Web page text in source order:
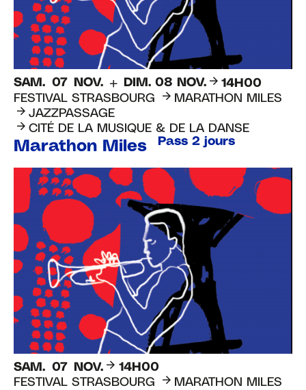
SAM. 07 NOV. DIM. 08 NOV.
14H00
FESTIVAL STRASBOURG
MARATHON MILES
JAZZPASSAGE
CITÉ DE LA MUSIQUE & DE LA DANSE
Marathon Miles Pass 2 jours
SAM. 07 NOV.
14H00
FESTIVAL STRASBOURG
MARATHON MILES